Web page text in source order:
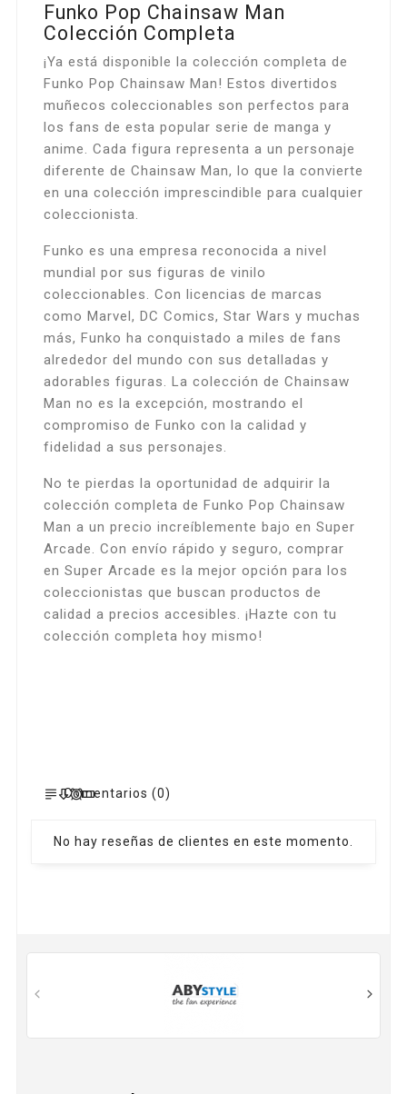
Funko Pop Chainsaw Man
Colección Completa
¡Ya está disponible la colección completa de
Funko Pop Chainsaw Man! Estos divertidos
muñecos coleccionables son perfectos para
los fans de esta popular serie de manga y
anime. Cada figura representa a un personaje
diferente de Chainsaw Man, lo que la convierte
en una colección imprescindible para cualquier
coleccionista.
Funko es una empresa reconocida a nivel
mundial por sus figuras de vinilo
coleccionables. Con licencias de marcas
como Marvel, DC Comics, Star Wars y muchas
más, Funko ha conquistado a miles de fans
alrededor del mundo con sus detalladas y
adorables figuras. La colección de Chainsaw
Man no es la excepción, mostrando el
compromiso de Funko con la calidad y
fidelidad a sus personajes.
No te pierdas la oportunidad de adquirir la
colección completa de Funko Pop Chainsaw
Man a un precio increíblemente bajo en Super
Arcade. Con envío rápido y seguro, comprar
en Super Arcade es la mejor opción para los
coleccionistas que buscan productos de
calidad a precios accesibles. ¡Hazte con tu
colección completa hoy mismo!
Comentarios (0)
No hay reseñas de clientes en este momento.